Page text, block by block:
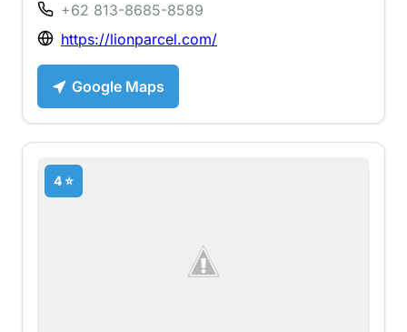
+62 813-8685-8589
https://lionparcel.com/
Google Maps
4 ⭐